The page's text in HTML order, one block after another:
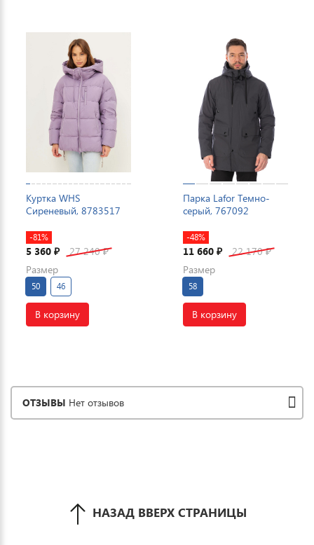
Куртка WHS
Сиреневый, 8783517
-81%
5 360 ₽ 27 240₽
Размер
50 46
В корзину
Парка Lafor Темно-
серый, 767092
-48%
11 660 ₽ 22 170₽
Размер
58
В корзину
ОТЗЫВЫ Нет отзывов
НАЗАД ВВЕРХ СТРАНИЦЫ